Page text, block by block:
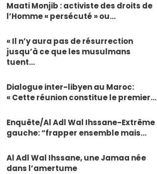
Maati Monjib : activiste des droits de
l’Homme « persécuté » ou…
« Il n’y aura pas de résurrection
jusqu’à ce que les musulmans
tuent…
Dialogue inter-libyen au Maroc:
« Cette réunion constitue le premier…
Enquête/Al Adl Wal Ihssane-Extrême
gauche: “frapper ensemble mais…
Al Adl Wal Ihssane, une Jamaa née
dans l’amertume